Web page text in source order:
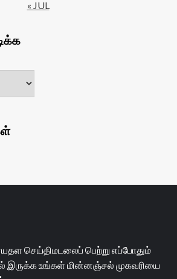
« JUL
செய்திமடலைப் பெற்று எப்போதும்
இருக்க உங்கள் மின்னஞ்சல் முகவரியை